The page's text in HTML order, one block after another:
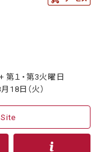
第１・第3火曜日
18日（火）